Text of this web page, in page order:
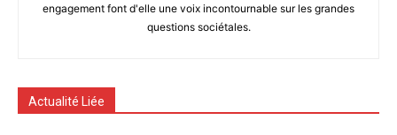
engagement font d'elle une voix incontournable sur les grandes
questions sociétales.
Actualité Liée